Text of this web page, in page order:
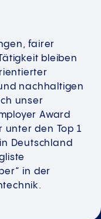
fairer
bleiben
nachhaltigen
unser
Award
unter den Top 1
Deutschland
in der